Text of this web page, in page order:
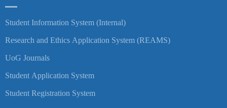
Student Information System (Internal)
Research and Ethics Application System (REAMS)
UoG Journals
Student Application System
Student Registration System